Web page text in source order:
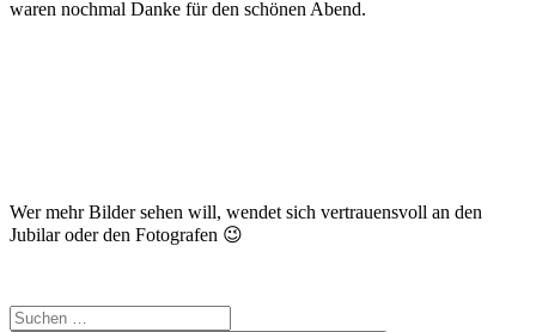
waren nochmal Danke für den schönen Abend.
Wer mehr Bilder sehen will, wendet sich vertrauensvoll an den
Jubilar oder den Fotografen 😉
Suchen